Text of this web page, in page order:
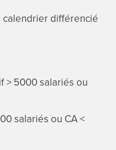
calendrier différencié
> 5000 salariés ou
salariés ou CA <